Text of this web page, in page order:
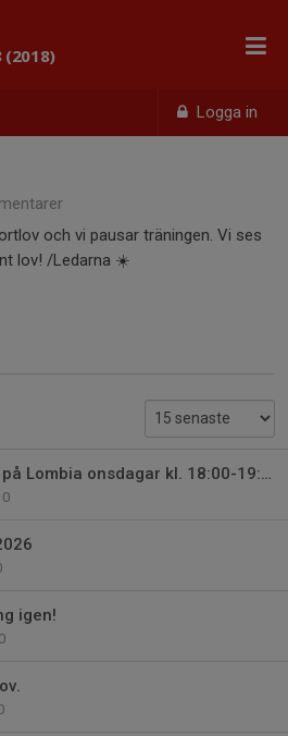
Logga in
(2018)
och vi pausar träningen. Vi ses
lov! /Ledarna ☀️
Utomhusträning på Lombia onsdagar kl. 18:00-19:00
0
igen!
0